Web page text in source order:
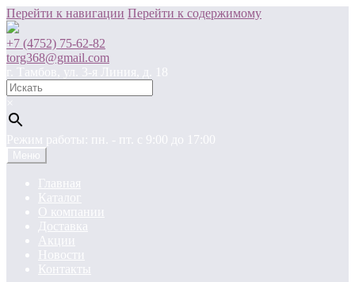
Перейти к навигации Перейти к содержимому
+7 (4752) 75-62-82
torg368@gmail.com
г. Тамбов, ул. 3-я Линия, д. 18
×
Режим работы: пн. - пт. c 9:00 до 17:00
Меню
Главная
Каталог
О компании
Доставка
Акции
Новости
Контакты